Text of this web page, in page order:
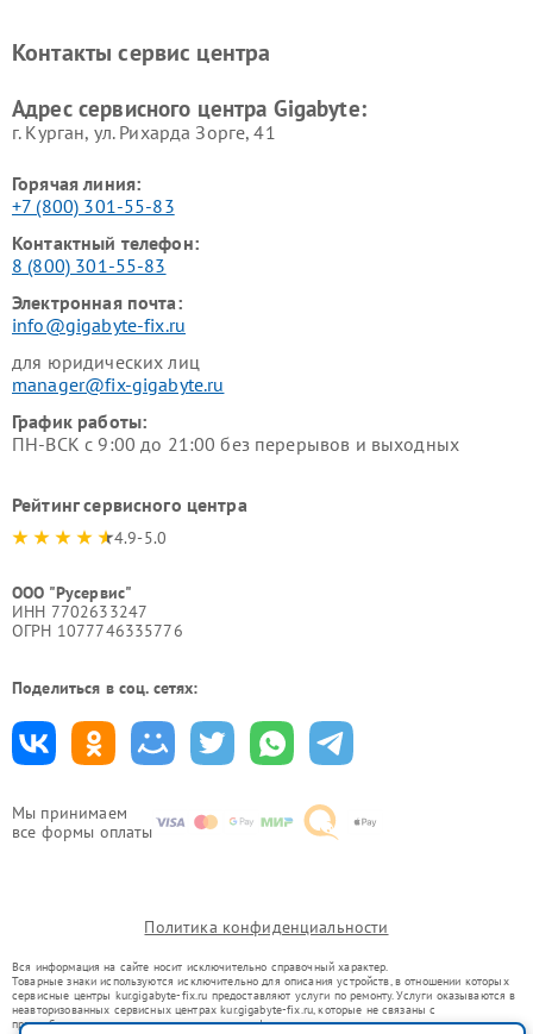
Мы принимаем
все формы оплаты
Контакты сервис центра
Адрес сервисного центра Gigabyte:
г. Курган, ул. Рихарда Зорге, 41
Горячая линия:
+7 (800) 301-55-83
Контактный телефон:
8 (800) 301-55-83
Электронная почта:
info@gigabyte-fix.ru
для юридических лиц
manager@fix-gigabyte.ru
График работы:
ПН-ВСК с 9:00 до 21:00 без перерывов и выходных
Рейтинг сервисного центра
4.9-5.0
ООО "Русервис"
ИНН 7702633247
ОГРН 1077746335776
Поделиться в соц. сетях:
Политика конфиденциальности
Вся информация на сайте носит исключительно справочный характер.
Товарные знаки используются исключительно для описания устройств, в отношении которых
сервисные центры kur.gigabyte-fix.ru предоставляют услуги по ремонту. Услуги оказываются в
неавторизованных сервисных центрах kur.gigabyte-fix.ru, которые не связаны с
правообладателями товарных знаков или их официальными представителями.